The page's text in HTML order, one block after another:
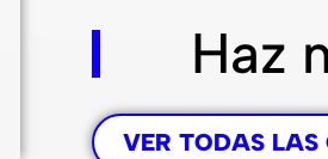
Haz
VER TODAS LAS